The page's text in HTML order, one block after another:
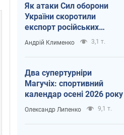
Як атаки Сил оборони
України скоротили
експорт російських
нафтопродуктів
Андрій Клименко 3,1 т.
Два супертурніри
Магучіх: спортивний
календар осені 2026 року
Олександр Липенко 9,1 т.